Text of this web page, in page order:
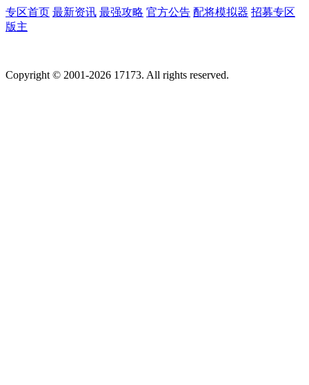
专区首页 最新资讯 最强攻略 官方公告 配将模拟器 招募专区
版主
Copyright © 2001-2026 17173. All rights reserved.